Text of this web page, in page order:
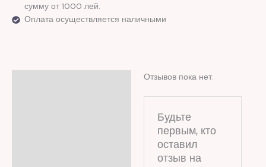
сумму от 1000 лей.
Оплата осуществляется наличными
Отзывов пока нет.
Будьте
первым, кто
оставил
отзыв на